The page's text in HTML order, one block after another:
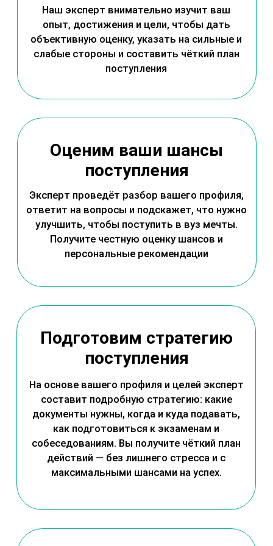
о профессиях
Имеете четкое
представление о том
на кого поступать
навыки нужны в конкретной профессии, где
можно работать после окончания вуза,
сколько зарабатывают специалисты и как
строится карьерный путь. Получите ответы из
После теста и консультации у вас будет
ясность: какую профессию выбрать, в каком
направлении развиваться и на какую
специальность подавать. Это сэкономит годы
проб и ошибок.